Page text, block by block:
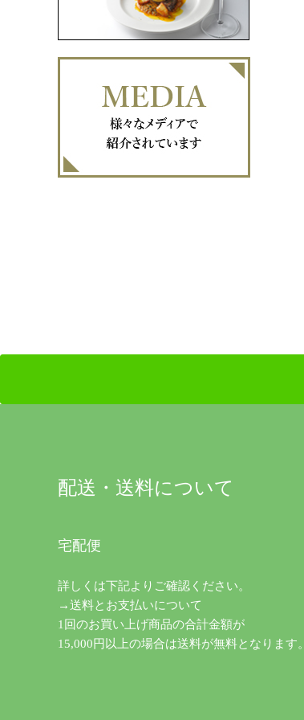
配送・送料について
宅配便
詳しくは下記よりご確認ください。
→送料とお支払いについて
1回のお買い上げ商品の合計金額が
15,000円以上の場合は送料が無料となります。